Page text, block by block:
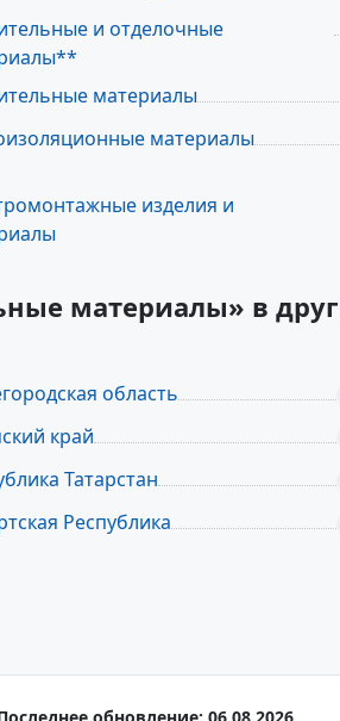
и отделочные
материалы
материалы
изделия и
материалы» в
область
край
Татарстан
Республика